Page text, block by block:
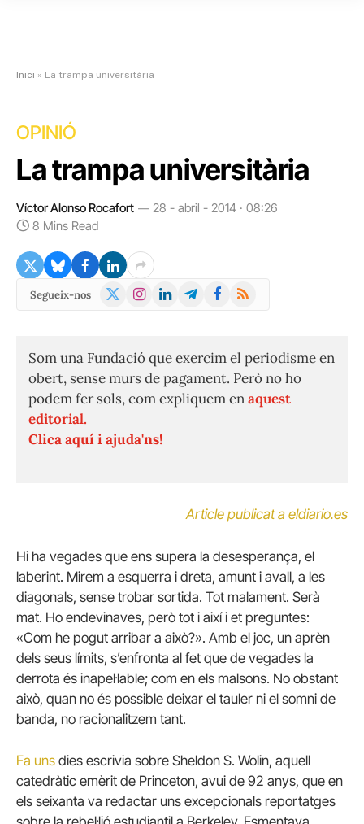
Inici » La trampa universitària
OPINIÓ
La trampa universitària
Víctor Alonso Rocafort
28 - abril - 2014 · 08:26
8 Mins Read
Segueix-nos
X
Instagram
LinkedInTelegramFacebook
RSS
Som una Fundació que exercim el periodisme en
obert, sense murs de pagament. Però no ho
podem fer sols, com expliquem enaquest
editorial.
Clica aquí i ajuda'ns!
Article publicat a eldiario.es
Hi ha vegades que ens supera la desesperança, el
laberint. Mirem a esquerra i dreta, amunt i avall, a les
diagonals, sense trobar sortida. Tot malament. Serà
mat. Ho endevinaves, però tot i així i et preguntes:
«Com he pogut arribar a això?». Amb el joc, un aprèn
dels seus límits, s’enfronta al fet que de vegades la
derrota és inapel·lable; com en els malsons. No obstant
això, quan no és possible deixar el tauler ni el somni de
banda, no racionalitzem tant.
Fa uns dies escrivia sobre Sheldon S. Wolin, aquell
catedràtic emèrit de Princeton, avui de 92 anys, que en
els seixanta va redactar uns excepcionals reportatges